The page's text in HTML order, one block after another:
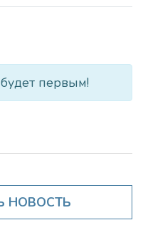
первым!
НОВОСТЬ